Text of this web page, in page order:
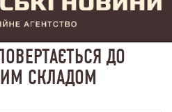
ДО
СКЛАДОМ